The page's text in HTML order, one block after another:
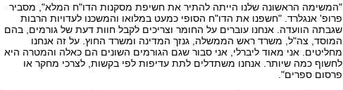
"המשימה הראשונה שלנו הייתה להתיר את חשיפת מסקנות הדו"ח המלא", מסביר
פרופ' אנגלרד. "חשפנו את הדו"ח הסופי כמעט במלואו והמשכנו לעדויות הרבות
שגבתה הוועדה. אנחנו עוברים על החומר וצריכים לקבל חוות דעת של גורמים, בהם
המוסד, צה"ל, משרד ראש הממשלה, גנזך המדינה ומשרד החוץ. על זה אנחנו
מחליטים. אני מאוד ליברלי, אני סבור שגם הגורמים השונים הם כאלה והמטרה היא
לחשוף כמה שיותר. אנחנו משתדלים לתת עדיפות לפי בקשות, לצרכי מחקר או
פרסום ספרים".